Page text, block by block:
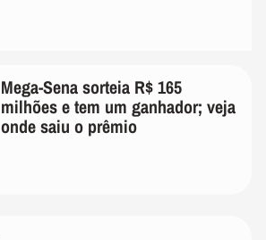
Mega-Sena sorteia R$ 165
milhões e tem um ganhador; veja
onde saiu o prêmio